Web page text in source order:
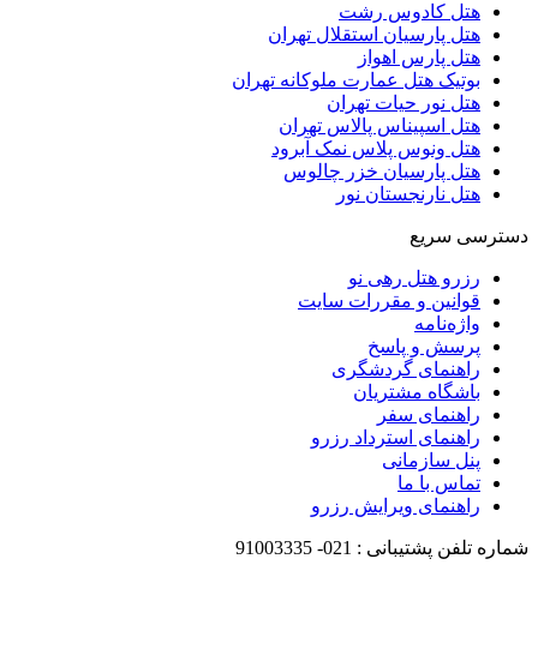
هتل کادوس رشت
هتل پارسیان استقلال تهران
هتل پارس اهواز
بوتیک هتل عمارت ملوکانه تهران
هتل نور حیات تهران
هتل اسپیناس پالاس تهران
هتل ونوس پلاس نمک آبرود
هتل پارسیان خزر چالوس
هتل نارنجستان نور
دسترسی سریع
رزرو هتل رهی نو
قوانین و مقررات سایت
واژه‌نامه
پرسش و پاسخ
راهنمای گردشگری
باشگاه مشتریان
راهنمای سفر
راهنمای استرداد رزرو
پنل سازمانی
تماس با ما
راهنمای ویرایش رزرو
شماره تلفن پشتیبانی : 021-
91003335